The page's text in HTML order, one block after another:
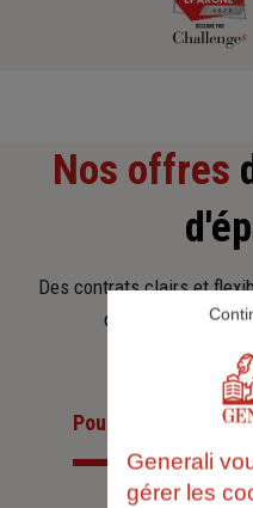
Nos offres
Des contrats clairs et
d’aujourd’hui et
Pour les particuliers
Generali
gérer les